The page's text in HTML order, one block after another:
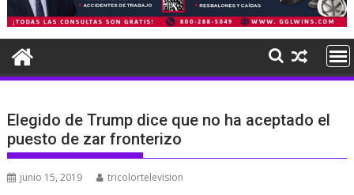
Elegido de Trump dice que no ha aceptado el
puesto de zar fronterizo
junio 15, 2019 tricolortelevision